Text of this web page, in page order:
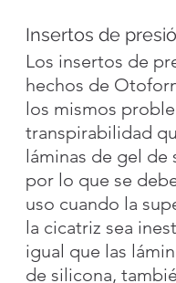
Insertos de
Los insertos de
hechos de
los mismos
transpirabilidad
láminas de gel de
por lo que se
uso cuando la
la cicatriz sea
igual que las
de silicona,